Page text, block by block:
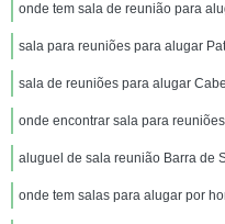
onde tem sala de reunião para
sala para reuniões para alugar
sala de reuniões para alugar
onde encontrar sala para
aluguel de sala reunião Barra de
onde tem salas para alugar por